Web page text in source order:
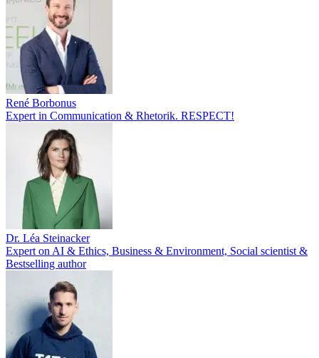
René Borbonus
Expert in Communication & Rhetorik. RESPECT!
Dr. Léa Steinacker
Expert on AI & Ethics, Business & Environment, Social scientist &
Bestselling author